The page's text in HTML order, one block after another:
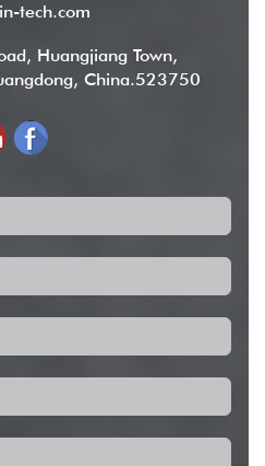
tech.com
Huangjiang Town,
China.523750